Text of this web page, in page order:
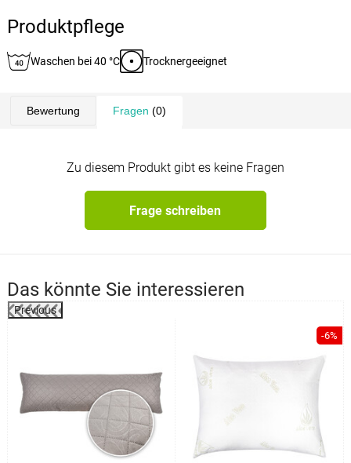
Produktpflege
Waschen bei 40 °C Trocknergeeignet
Bewertung Fragen (0)
Zu diesem Produkt gibt es keine Fragen
Frage schreiben
Das könnte Sie interessieren
Previous
-6%